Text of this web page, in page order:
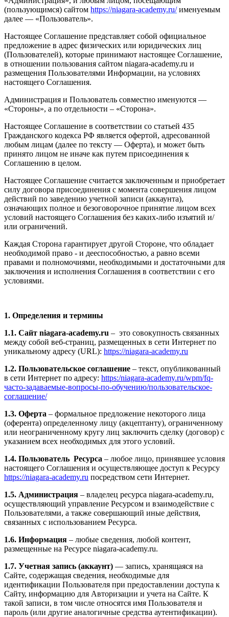
(пользующимся) сайтом https://niagara-academy.ru/именуемым
далее — «Пользователь».
Настоящее Соглашение представляет собой официальное
предложение в адрес физических или юридических лиц
(Пользователей), которые принимают настоящее Соглашение,
в отношении пользования сайтом niagara-academy.ru и
размещения Пользователями Информации, на условиях
настоящего Соглашения.
Администрация и Пользователь совместно именуются —
«Стороны», а по отдельности – «Сторона».
Настоящее Соглашение в соответствии со статьей 435
Гражданского кодекса РФ является офертой, адресованной
любым лицам (далее по тексту — Оферта), и может быть
принято лицом не иначе как путем присоединения к
Соглашению в целом.
Настоящее Соглашение считается заключенным и приобретает
силу договора присоединения с момента совершения лицом
действий по заведению учетной записи (аккаунта),
означающих полное и безоговорочное принятие лицом всех
условий настоящего Соглашения без каких-либо изъятий и/
или ограничений.
Каждая Сторона гарантирует другой Стороне, что обладает
необходимой право - и дееспособностью, а равно всеми
правами и полномочиями, необходимыми и достаточными для
заключения и исполнения Соглашения в соответствии с его
условиями.
1. Определения и термины
1.1. Сайт niagara-academy.ru – это совокупность связанных
между собой веб-страниц, размещенных в сети Интернет по
уникальному адресу (URL): https://niagara-academy.ru
1.2. Пользовательское соглашение – текст, опубликованный
в сети Интернет по адресу: https:/niagara-academy.ru/wpm/fq-
часто-задаваемые-вопросы-по-обучению/пользовательское-
соглашение/
1.3. Оферта – формальное предложение некоторого лица
(оферента) определенному лицу (акцептанту), ограниченному
или неограниченному кругу лиц заключить сделку (договор) с
указанием всех необходимых для этого условий.
1.4. Пользователь Ресурса – любое лицо, принявшее условия
настоящего Соглашения и осуществляющее доступ к Ресурсу
https://niagara-academy.ru посредством сети Интернет.
1.5. Администрация – владелец ресурса niagara-academy.ru,
осуществляющий управление Ресурсом и взаимодействие с
Пользователями, а также совершающий иные действия,
связанных с использованием Ресурса.
1.6. Информация – любые сведения, любой контент,
размещенные на Ресурсе niagara-academy.ru.
1.7. Учетная запись (аккаунт) — запись, хранящаяся на
Сайте, содержащая сведения, необходимые для
идентификации Пользователя при предоставлении доступа к
Сайту, информацию для Авторизации и учета на Сайте. К
такой записи, в том числе относятся имя Пользователя и
пароль (или другие аналогичные средства аутентификации).